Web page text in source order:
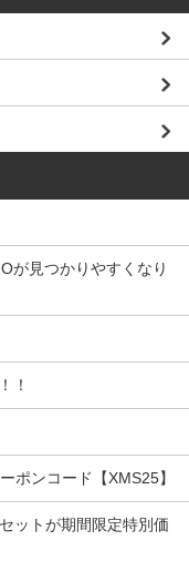
が見つかりやすくなり
！
ポンコード【XMS25】
ットが期間限定特別価